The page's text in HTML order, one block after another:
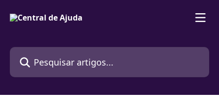
Pesquisar artigos...